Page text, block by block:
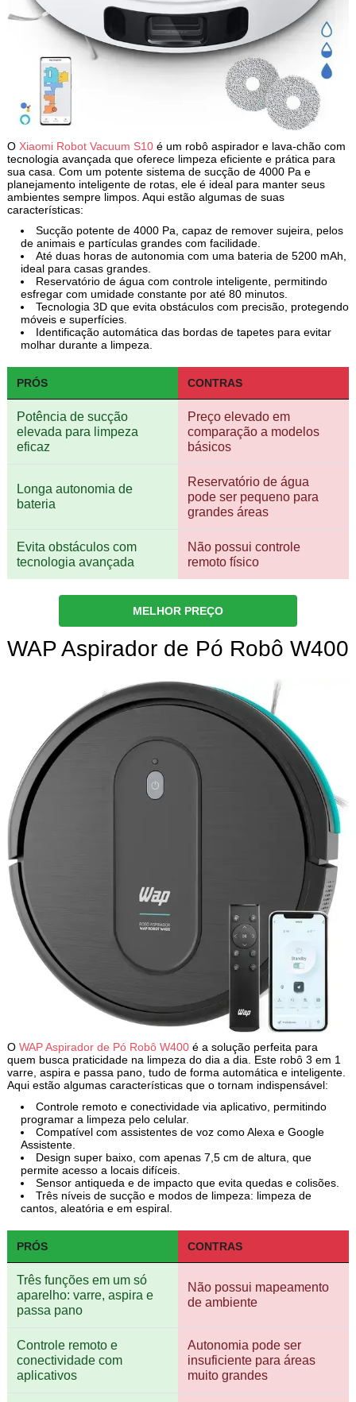
O Xiaomi Robot Vacuum S10é um robô aspirador e lava-chão com
tecnologia avançada que oferece limpeza eficiente e prática para
sua casa. Com um potente sistema de sucção de 4000 Pa e
planejamento inteligente de rotas, ele é ideal para manter seus
ambientes sempre limpos. Aqui estão algumas de suas
características:
Sucção potente de 4000 Pa, capaz de remover sujeira, pelos
de animais e partículas grandes com facilidade.
Até duas horas de autonomia com uma bateria de 5200 mAh,
ideal para casas grandes.
Reservatório de água com controle inteligente, permitindo
esfregar com umidade constante por até 80 minutos.
Tecnologia 3D que evita obstáculos com precisão, protegendo
móveis e superfícies.
Identificação automática das bordas de tapetes para evitar
molhar durante a limpeza.
PRÓS CONTRAS
Potência de sucção
elevada para limpeza
eficaz
Preço elevado em
comparação a modelos
básicos
Longa autonomia de
bateria
Reservatório de água
pode ser pequeno para
grandes áreas
Evita obstáculos com
tecnologia avançada
Não possui controle
remoto físico
MELHOR PREÇO
WAP Aspirador de Pó Robô W400
O WAP Aspirador de Pó Robô W400é a solução perfeita para
quem busca praticidade na limpeza do dia a dia. Este robô 3 em 1
varre, aspira e passa pano, tudo de forma automática e inteligente.
Aqui estão algumas características que o tornam indispensável:
Controle remoto e conectividade via aplicativo, permitindo
programar a limpeza pelo celular.
Compatível com assistentes de voz como Alexa e Google
Assistente.
Design super baixo, com apenas 7,5 cm de altura, que
permite acesso a locais difíceis.
Sensor antiqueda e de impacto que evita quedas e colisões.
Três níveis de sucção e modos de limpeza: limpeza de
cantos, aleatória e em espiral.
PRÓS CONTRAS
Três funções em um só
aparelho: varre, aspira e
passa pano
Não possui mapeamento
de ambiente
Controle remoto e
conectividade com
aplicativos
Autonomia pode ser
insuficiente para áreas
muito grandes